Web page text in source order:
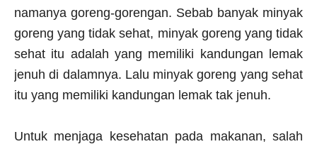
namanya goreng-gorengan. Sebab banyak minyak
goreng yang tidak sehat, minyak goreng yang tidak
sehat itu adalah yang memiliki kandungan lemak
jenuh di dalamnya. Lalu minyak goreng yang sehat
itu yang memiliki kandungan lemak tak jenuh.
Untuk menjaga kesehatan pada makanan, salah